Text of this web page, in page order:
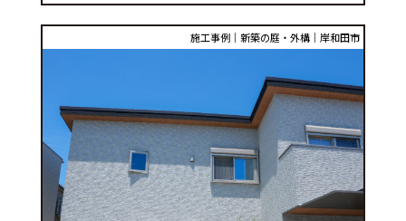
施工事例｜新築の庭・外構｜岸和田市